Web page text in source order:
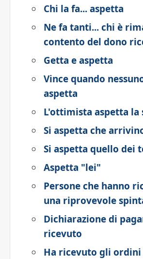
Chi la fa... aspetta
Ne fa tanti... chi è
contento del dono
Getta e aspetta
Vince quando
aspetta
L'ottimista aspetta la
Si aspetta che
Si aspetta quello dei
Aspetta "lei"
Persone che hanno
una riprovevole
Dichiarazione di
ricevuto
Ha ricevuto gli ordini